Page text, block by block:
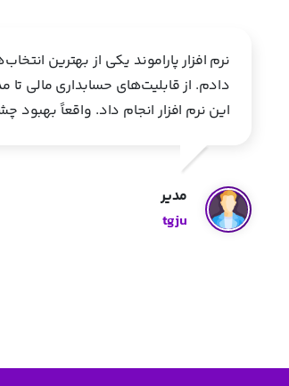
نرم افزار پاراموند یکی از بهترین
دادم. از قابلیت‌های حسابداری مالی
این نرم افزار انجام داد. واقعاً
مدیر
tgju